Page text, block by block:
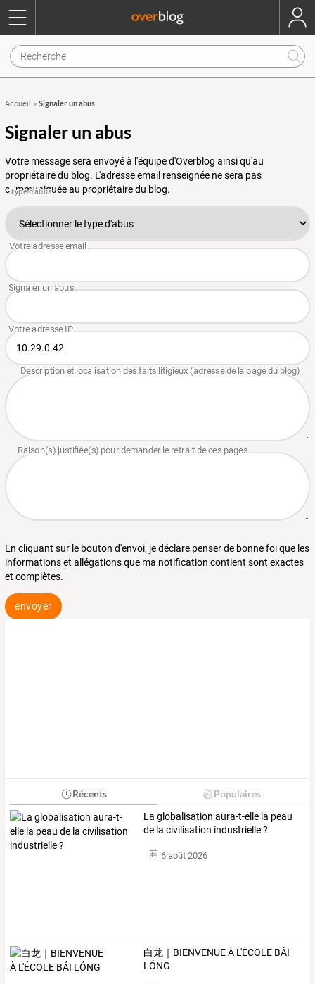
Accueil » Signaler un abus
Signaler un abus
Votre message sera envoyé à l'équipe d'Overblog ainsi qu'au
propriétaire du blog. L'adresse email renseignée ne sera pas
communiquée au propriétaire du blog.
En cliquant sur le bouton d'envoi, je déclare penser de bonne foi que les
informations et allégations que ma notification contient sont exactes
et complètes.
envoyer
Récents Populaires
La globalisation aura-t-elle la peau
de la civilisation industrielle ?
6 août 2026
白龙｜BIENVENUE À L'ÉCOLE BÁI
LÓNG